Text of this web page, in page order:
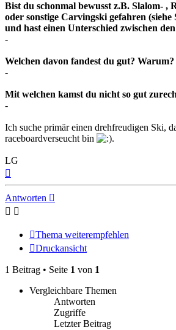
Bist du schonmal bewusst z.B. Slalom- ,
oder sonstige Carvingski gefahren
und hast einen Unterschied zwischen
-
Welchen davon fandest du gut? Warum?
-
Mit welchen kamst du nicht so gut
-
Ich suche primär einen drehfreudigen Ski,
raceboardverseucht bin
.
LG
Antworten
Thema weiterempfehlen
Druckansicht
1 Beitrag • Seite 1 von 1
Vergleichbare Themen
Antworten
Zugriffe
Letzter Beitrag